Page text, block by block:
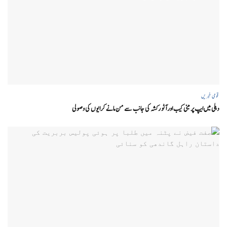
قومی خبریں
دہلی میں ایپ پر مبنی کیب اور آٹو رکشہ کی جانب سے من مانے کرایوں کی وصولی